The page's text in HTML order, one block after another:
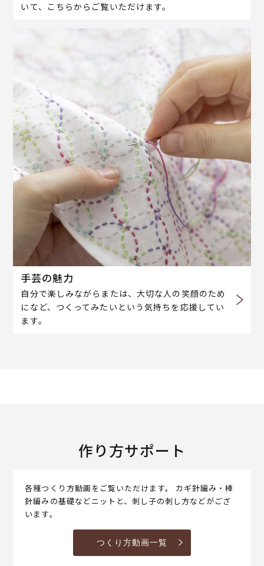
いて、こちらからご覧いただけます。
手芸の魅力
自分で楽しみながらまたは、大切な人の笑顔のため
になど、つくってみたいという気持ちを応援してい
ます。
作り方サポート
各種つくり方動画をご覧いただけます。 カギ針編み・棒
針編みの基礎などニットと、刺し子の刺し方などがござ
います。
つくり方動画一覧